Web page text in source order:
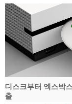
디스크부터 엑스박
출